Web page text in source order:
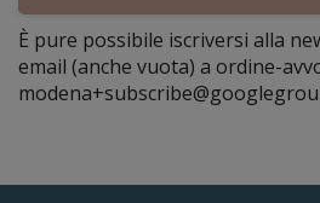
È pure possibile iscriversi alla
email (anche vuota) a ordine-